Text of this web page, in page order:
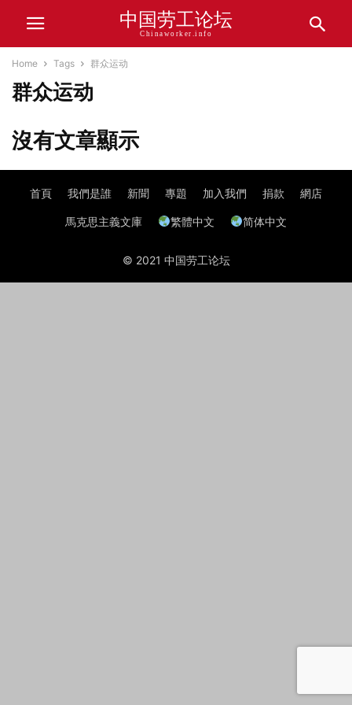
中国劳工论坛
Chinaworker.info
Home Tags 群众运动
群众运动
沒有文章顯示
首頁 我們是誰 新聞 專題 加入我們 捐款 網店
馬克思主義文庫 繁體中文 简体中文
© 2021 中国劳工论坛